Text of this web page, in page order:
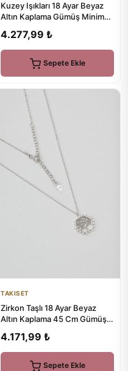
Kuzey Işıkları 18 Ayar Beyaz
Altın Kaplama Gümüş Minimal
4.277,99 ₺
Sepete Ekle
TAKISET
Zirkon Taşlı 18 Ayar Beyaz
Altın Kaplama 45 Cm Gümüş
4.171,99 ₺
Sepete Ekle